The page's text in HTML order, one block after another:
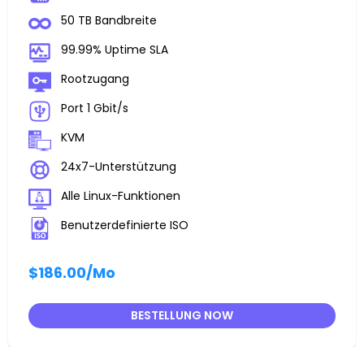
50 TB Bandbreite
99.99% Uptime SLA
Rootzugang
Port 1 Gbit/s
KVM
24x7-Unterstützung
Alle Linux-Funktionen
Benutzerdefinierte ISO
$186.00/Mo
BESTELLUNG NOW